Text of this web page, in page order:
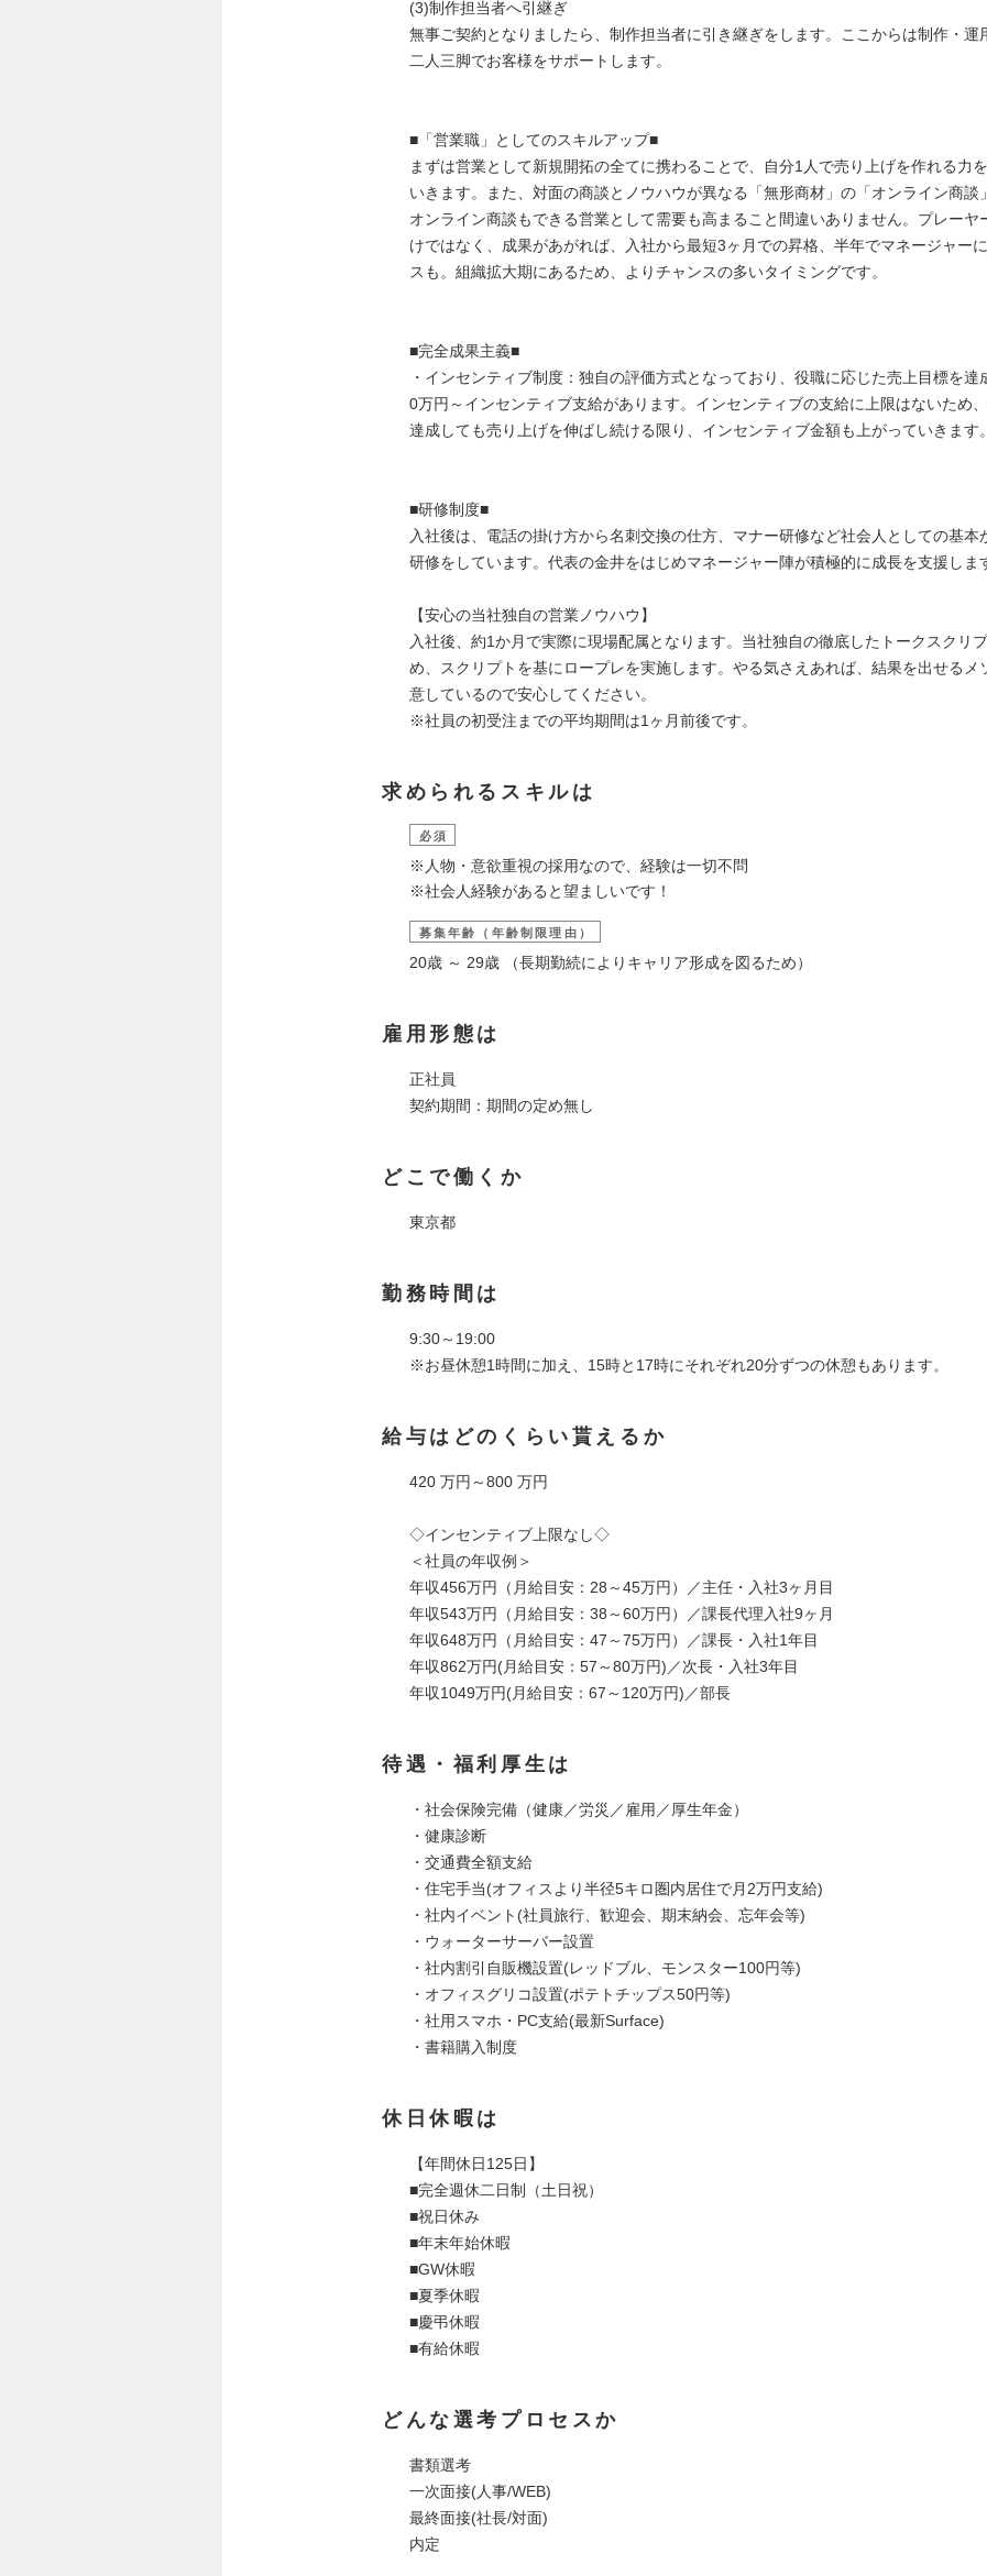
(3)制作担当者へ引継ぎ
無事ご契約となりましたら、制作担当者に引き継ぎをします。ここからは制作・運
二人三脚でお客様をサポートします。
■「営業職」としてのスキルアップ■
まずは営業として新規開拓の全てに携わることで、自分1人で売り上げを作れる力
いきます。また、対面の商談とノウハウが異なる「無形商材」の「オンライン商談
オンライン商談もできる営業として需要も高まること間違いありません。プレーヤ
けではなく、成果があがれば、入社から最短3ヶ月での昇格、半年でマネージャー
スも。組織拡大期にあるため、よりチャンスの多いタイミングです。
■完全成果主義■
・インセンティブ制度：独自の評価方式となっており、役職に応じた売上目標を達
0万円～インセンティブ支給があります。インセンティブの支給に上限はないため
達成しても売り上げを伸ばし続ける限り、インセンティブ金額も上がっていきま
■研修制度■
入社後は、電話の掛け方から名刺交換の仕方、マナー研修など社会人としての基本
研修をしています。代表の金井をはじめマネージャー陣が積極的に成長を支援しま
【安心の当社独自の営業ノウハウ】
入社後、約1か月で実際に現場配属となります。当社独自の徹底したトークスクリ
め、スクリプトを基にロープレを実施します。やる気さえあれば、結果を出せるメ
意しているので安心してください。
※社員の初受注までの平均期間は1ヶ月前後です。
求められるスキルは
必須
※人物・意欲重視の採用なので、経験は一切不問
※社会人経験があると望ましいです！
募集年齢（年齢制限理由）
20歳 ～ 29歳 （長期勤続によりキャリア形成を図るため）
雇用形態は
正社員
契約期間：期間の定め無し
どこで働くか
東京都
勤務時間は
9:30～19:00
※お昼休憩1時間に加え、15時と17時にそれぞれ20分ずつの休憩もあります。
給与はどのくらい貰えるか
420 万円～800 万円
◇インセンティブ上限なし◇
＜社員の年収例＞
年収456万円（月給目安：28～45万円）／主任・入社3ヶ月目
年収543万円（月給目安：38～60万円）／課長代理入社9ヶ月
年収648万円（月給目安：47～75万円）／課長・入社1年目
年収862万円(月給目安：57～80万円)／次長・入社3年目
年収1049万円(月給目安：67～120万円)／部長
待遇・福利厚生は
・社会保険完備（健康／労災／雇用／厚生年金）
・健康診断
・交通費全額支給
・住宅手当(オフィスより半径5キロ圏内居住で月2万円支給)
・社内イベント(社員旅行、歓迎会、期末納会、忘年会等)
・ウォーターサーバー設置
・社内割引自販機設置(レッドブル、モンスター100円等)
・オフィスグリコ設置(ポテトチップス50円等)
・社用スマホ・PC支給(最新Surface)
・書籍購入制度
休日休暇は
【年間休日125日】
■完全週休二日制（土日祝）
■祝日休み
■年末年始休暇
■GW休暇
■夏季休暇
■慶弔休暇
■有給休暇
どんな選考プロセスか
書類選考
一次面接(人事/WEB)
最終面接(社長/対面)
内定